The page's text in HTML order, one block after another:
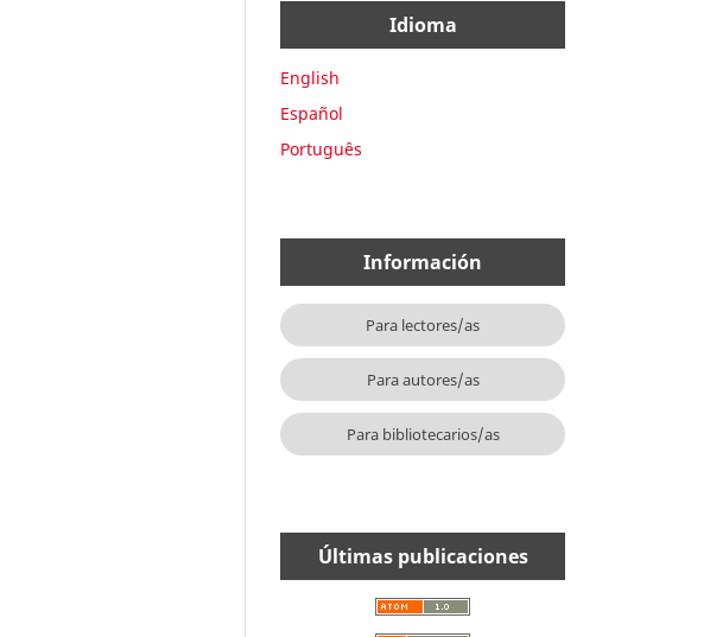
Idioma
English
Español
Português
Información
Para lectores/as
Para autores/as
Para bibliotecarios/as
Últimas publicaciones